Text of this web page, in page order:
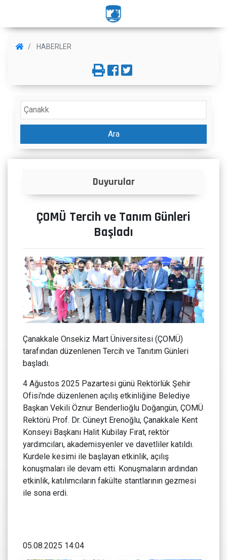
HABERLER
Ara
İlanlar
ÇOMÜ Tercih ve Tanım Günleri
Başladı
Çanakkale Onsekiz Mart Üniversitesi (ÇOMÜ)
tarafından düzenlenen Tercih ve Tanıtım Günleri
başladı.
4 Ağustos 2025 Pazartesi günü Rektörlük Şehir
Ofisi'nde düzenlenen açılış etkinliğine Belediye
Başkan Vekili Öznur Benderlioğlu Doğangün, ÇOMÜ
Rektörü Prof. Dr. Cüneyt Erenoğlu, Çanakkale Kent
Konseyi Başkanı Halit Kubilay Fırat, rektör
yardımcıları, akademisyenler ve davetliler katıldı.
Kurdele kesimi ile başlayan etkinlik, açılış
konuşmaları ile devam etti. Konuşmaların ardından
etkinlik, katılımcıların fakülte stantlarının gezmesi
ile sona erdi.
05.08.2025 14:04